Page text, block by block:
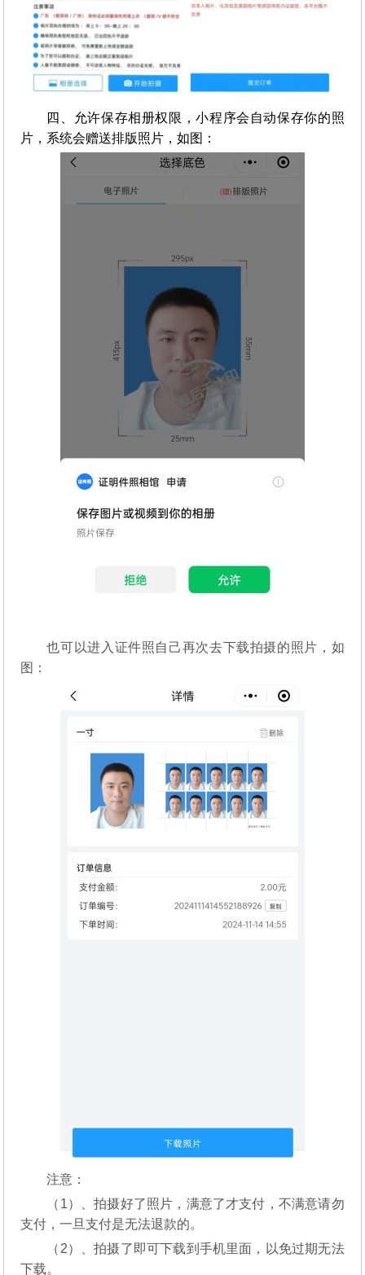
四、允许保存相册权限，小程序会自动保存你的照
片，系统会赠送排版照片，如图：
也可以进入证件照自己再次去下载拍摄的照片，如
图：
注意：
（1）、拍摄好了照片，满意了才支付，不满意请勿
支付，一旦支付是无法退款的。
（2）、拍摄了即可下载到手机里面，以免过期无法
下载。